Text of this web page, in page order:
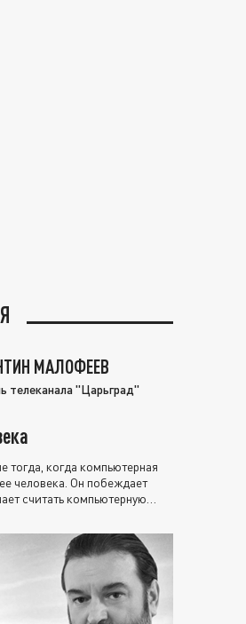
МАЛОФЕЕВ
телеканала "Царьград"
когда компьютерная
человека. Он побеждает
считать компьютерную